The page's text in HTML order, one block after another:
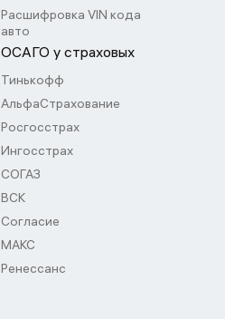
Расшифровка VIN кода
авто
ОСАГО у страховых
Тинькофф
АльфаСтрахование
Росгосстрах
Ингосстрах
СОГАЗ
ВСК
Согласие
МАКС
Ренессанс